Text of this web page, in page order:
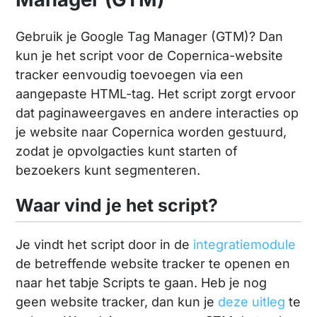
Gebruik je Google Tag Manager (GTM)? Dan
kun je het script voor de Copernica-website
tracker eenvoudig toevoegen via een
aangepaste HTML-tag. Het script zorgt ervoor
dat paginaweergaves en andere interacties op
je website naar Copernica worden gestuurd,
zodat je opvolgacties kunt starten of
bezoekers kunt segmenteren.
Waar vind je het script?
Je vindt het script door in de integratiemodule
de betreffende website tracker te openen en
naar het tabje Scripts te gaan. Heb je nog
geen website tracker, dan kun je deze uitleg te